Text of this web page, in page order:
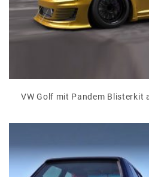
VW Golf mit Pandem Blisterkit